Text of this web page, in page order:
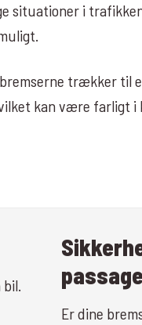
situationer i
trækker til
kan være farligt i
Er dine